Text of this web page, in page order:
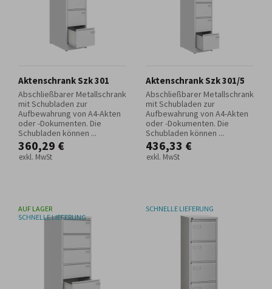
Aktenschrank Szk 301
Abschließbarer Metallschrank
mit Schubladen zur
Aufbewahrung von A4-Akten
oder -Dokumenten. Die
Schubladen können ...
360,29 €
exkl. MwSt
Aktenschrank Szk 301/5
Abschließbarer Metallschrank
mit Schubladen zur
Aufbewahrung von A4-Akten
oder -Dokumenten. Die
Schubladen können ...
436,33 €
exkl. MwSt
AUF LAGER
SCHNELLE LIEFERUNG
SCHNELLE LIEFERUNG